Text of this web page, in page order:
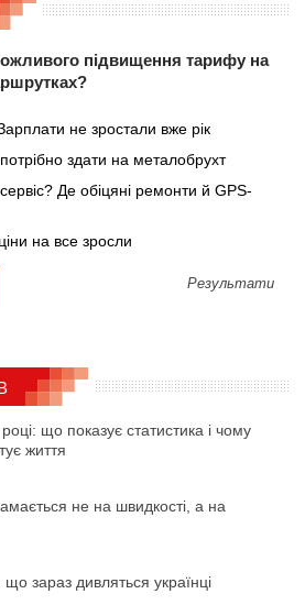
підвищення тарифу на
не зростали вже рік
здати на металобрухт
Де обіцяні ремонти й GPS-
на все зросли
Результати
що показує статистика і чому
життя
не на швидкості, а на
зараз дивляться українці